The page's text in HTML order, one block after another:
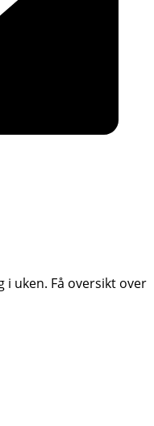
i uken. Få oversikt over